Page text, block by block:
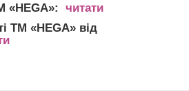
«HEGA»:
читати
ТМ «HEGA» від